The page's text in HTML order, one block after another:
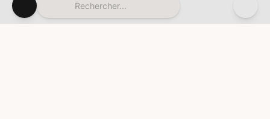
Rechercher...
Newsletter Service client